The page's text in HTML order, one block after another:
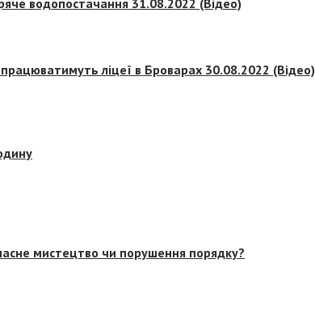
ліцеї в Броварах 30.08.2022 (Відео)
мистецтво чи порушення порядку?